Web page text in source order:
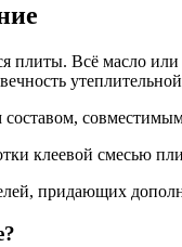
плиты. Всё масло
совместимым
клеевой смесью
придающих